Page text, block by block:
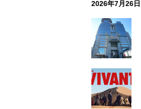
2026年7月26日